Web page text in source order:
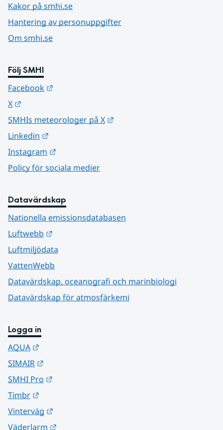
Kakor på smhi.se
Hantering av personuppgifter
Om smhi.se
Följ SMHI
Facebook
X
SMHIs meteorologer på X
Linkedin
Instagram
Policy för sociala medier
Datavärdskap
Nationella emissionsdatabasen
Luftwebb
Luftmiljödata
VattenWebb
Datavärdskap, oceanografi och marinbiologi
Datavärdskap för atmosfärkemi
Logga in
AQUA
SIMAIR
SMHI Pro
Timbr
Vinterväg
Väderlarm